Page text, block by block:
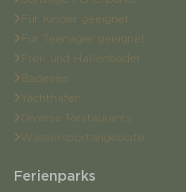
Für Kinder geeignet
Für Teenager geeignet
Frei- und Hallenbäder
Badesee
Yachthafen
Diverse Restaurants
Wassersportangebote
Ferienparks